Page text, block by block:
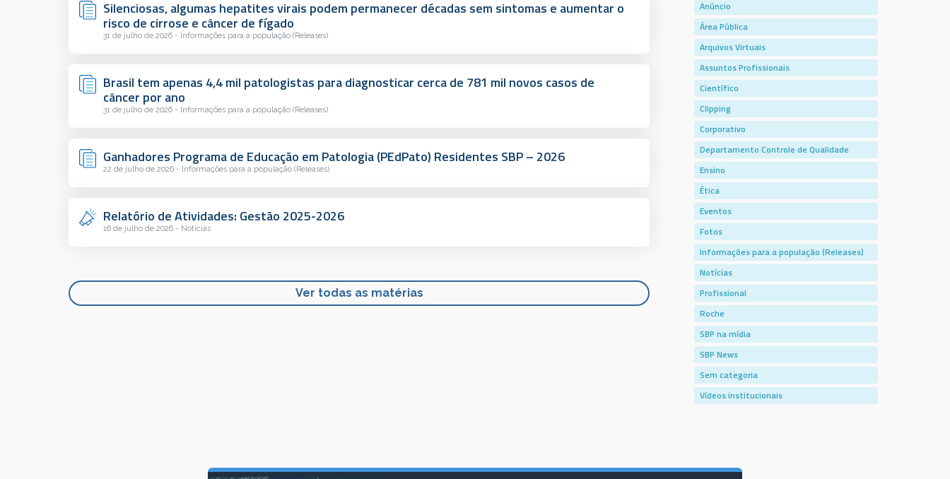
Silenciosas, algumas hepatites virais podem permanecer décadas sem sintomas e aumentar o
risco de cirrose e câncer de fígado
31 de julho de 2026 - Informações para a população (Releases)
Brasil tem apenas 4,4 mil patologistas para diagnosticar cerca de 781 mil novos casos de
câncer por ano
31 de julho de 2026 - Informações para a população (Releases)
Ganhadores Programa de Educação em Patologia (PEdPato) Residentes SBP – 2026
22 de julho de 2026 - Informações para a população (Releases)
Relatório de Atividades: Gestão 2025-2026
16 de julho de 2026 - Notícias
Ver todas as matérias
Anúncio
Área Pública
Arquivos Virtuais
Assuntos Profissionais
Científico
Clipping
Corporativo
Departamento Controle de Qualidade
Ensino
Ética
Eventos
Fotos
Informações para a população (Releases)
Notícias
Profissional
Roche
SBP na mídia
SBP News
Sem categoria
Vídeos institucionais